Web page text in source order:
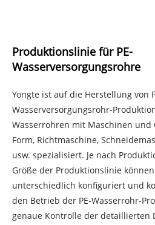
Produktionslinie für PE-
Wasserversorgungsrohre
Yongte ist auf die Herstellung von
Wasserversorgungsrohr-
Wasserrohren mit Maschinen und
Form, Richtmaschine,
usw. spezialisiert. Je nach
Größe der Produktionslinie
unterschiedlich konfiguriert und
den Betrieb der PE-Wasserrohr-
genaue Kontrolle der detaillierten